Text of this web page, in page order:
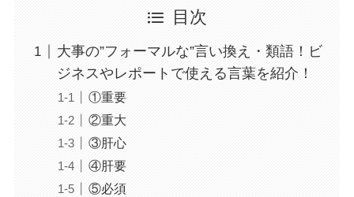
目次
大事の”フォーマルな”言い換え・類語！ビ
ジネスやレポートで使える言葉を紹介！
①重要
②重大
③肝心
④肝要
⑤必須